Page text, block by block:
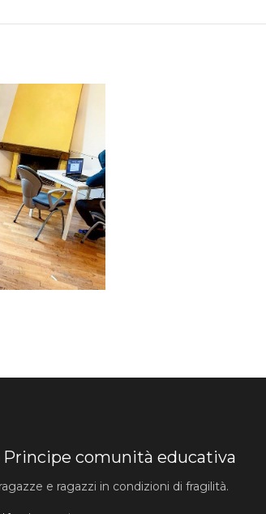
Principe comunità educativa
e ragazzi in condizioni di fragilità.